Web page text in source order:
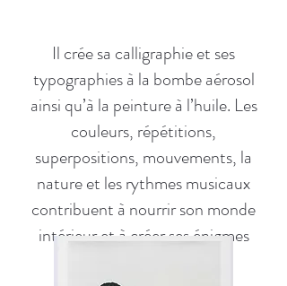
Il crée sa calligraphie et ses
typographies à la bombe aérosol
ainsi qu’à la peinture à l’huile. Les
couleurs, répétitions,
superpositions, mouvements, la
nature et les rythmes musicaux
contribuent à nourrir son monde
intérieur et à créer ses énigmes